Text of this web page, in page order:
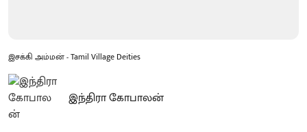
இசக்கி அம்மன் - Tamil Village Deities
இந்திரா கோபாலன்